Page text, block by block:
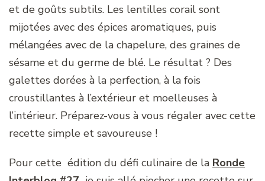
et de goûts subtils. Les lentilles corail sont
mijotées avec des épices aromatiques, puis
mélangées avec de la chapelure, des graines de
sésame et du germe de blé. Le résultat ? Des
galettes dorées à la perfection, à la fois
croustillantes à l’extérieur et moelleuses à
l’intérieur. Préparez-vous à vous régaler avec cette
recette simple et savoureuse !
Pour cette édition du défi culinaire de la Ronde